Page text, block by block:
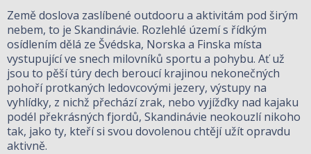
Země doslova zaslíbené outdooru a aktivitám pod širým
nebem, to je Skandinávie. Rozlehlé území s řídkým
osídlením dělá ze Švédska, Norska a Finska místa
vystupující ve snech milovníků sportu a pohybu. Ať už
jsou to pěší túry dech beroucí krajinou nekonečných
pohoří protkaných ledovcovými jezery, výstupy na
vyhlídky, z nichž přechází zrak, nebo vyjížďky nad kajaku
podél překrásných fjordů, Skandinávie neokouzlí nikoho
tak, jako ty, kteří si svou dovolenou chtějí užít opravdu
aktivně.